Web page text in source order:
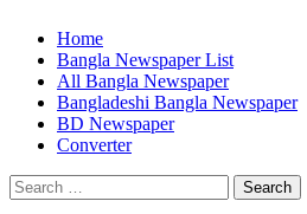
Home
Bangla Newspaper List
All Bangla Newspaper
Bangladeshi Bangla Newspaper
BD Newspaper
Converter
Search
for: